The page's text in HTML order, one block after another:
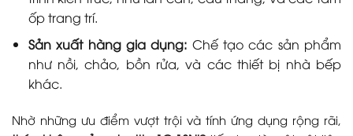
ốp trang trí.
Sản xuất hàng gia dụng: Chế tạo các sản phẩm
như nồi, chảo, bồn rửa, và các thiết bị nhà bếp
khác.
Nhờ những ưu điểm vượt trội và tính ứng dụng rộng rãi,